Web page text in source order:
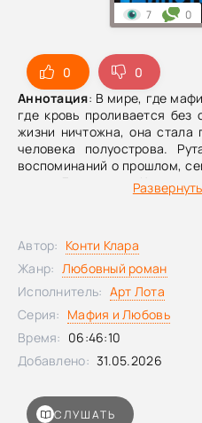
0
0
Аннотация: В мире, где
где кровь проливается без
жизни ничтожна, она стала
человека полуострова.
воспоминаний о прошлом,
жена Деметриса Кана,
«Чёрная сотня», человека,
ожог, а взгляд будто видит
не только её тело, но и
игрушкой в своей игре. В
среди интриг и измен, им
либо свяжет их навсегда,
7 0
СЛУШАТЬ
Автор: Конти Клара
Жанр: Любовный роман
Исполнитель: Арт Лота
Серия: Мафия и Любовь
Время: 06:46:10
Добавлено: 31.05.2026